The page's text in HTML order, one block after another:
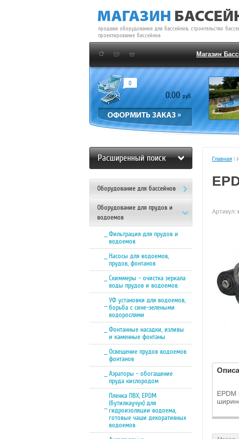
продажа оборудования для бассейнов, строительство
проектирование бассейнов
Магазин
0.00 руб.
0
Главная \
Артикул:
Расширенный поиск
Оборудование для бассейнов
Оборудование для прудов и
водоемов
Фильтрация для прудов и
водоемов
Насосы для водоемов,
прудов, фонтанов
Скиммеры - очистка зеркала
воды прудов и водоемов.
УФ установки для водоемов,
борьба с сине-зелеными
водорослями
Фонтанные насадки, изливы
и каменные фонтаны
Освещение прудов водоемов
фонтанов
Аэраторы - обогащение
пруда кислородом
Пленка ПВХ, EPDM
(бутилкаучук) для
гидроизоляции водоема,
готовые чаши декоративных
водоемов